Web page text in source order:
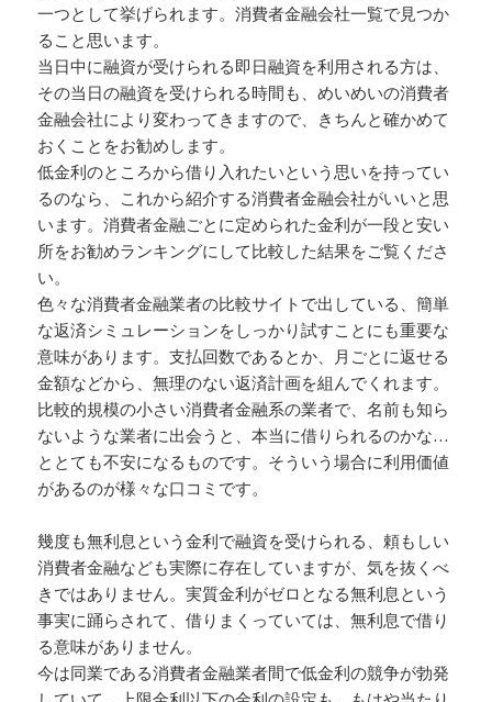
一つとして挙げられます。消費者金融会社一覧で見つか
ること思います。
当日中に融資が受けられる即日融資を利用される方は、
その当日の融資を受けられる時間も、めいめいの消費者
金融会社により変わってきますので、きちんと確かめて
おくことをお勧めします。
低金利のところから借り入れたいという思いを持ってい
るのなら、これから紹介する消費者金融会社がいいと思
います。消費者金融ごとに定められた金利が一段と安い
所をお勧めランキングにして比較した結果をご覧くださ
い。
色々な消費者金融業者の比較サイトで出している、簡単
な返済シミュレーションをしっかり試すことにも重要な
意味があります。支払回数であるとか、月ごとに返せる
金額などから、無理のない返済計画を組んでくれます。
比較的規模の小さい消費者金融系の業者で、名前も知ら
ないような業者に出会うと、本当に借りられるのかな…
ととても不安になるものです。そういう場合に利用価値
があるのが様々な口コミです。
幾度も無利息という金利で融資を受けられる、頼もしい
消費者金融なども実際に存在していますが、気を抜くべ
きではありません。実質金利がゼロとなる無利息という
事実に踊らされて、借りまくっていては、無利息で借り
る意味がありません。
今は同業である消費者金融業者間で低金利の競争が勃発